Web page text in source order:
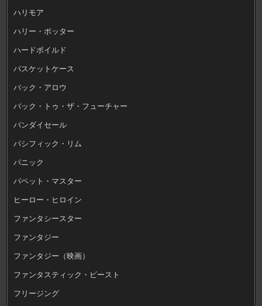
ハリモア
ハリー・ポッター
ハードボイルド
バスケットケース
バック・アロウ
バック・トゥ・ザ・フューチャー
バンダイセール
パシフィック・リム
パニック
パペット・マスター
ヒーロー・ヒロイン
ファンタシースター
ファンタジー
ファンタジー（映画）
ファンタスティック・ビースト
フリージング